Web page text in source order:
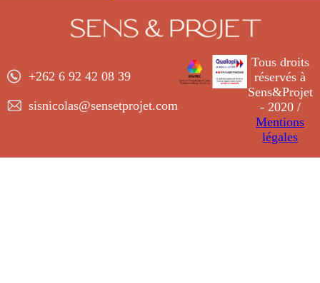
+262 6 92 42 08 39
sisnicolas@sensetprojet.com
Tous droits
réservés à
Sens&Projet
- 2020 /
Mentions
légales